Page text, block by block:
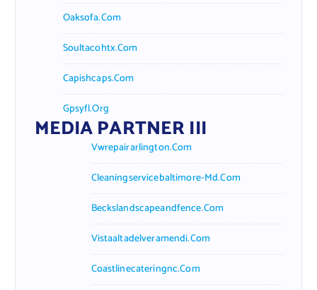
Oaksofa.com
Soultacohtx.com
Capishcaps.com
Gpsyfl.org
MEDIA PARTNER III
Vwrepairarlington.com
Cleaningservicebaltimore-Md.com
Beckslandscapeandfence.com
Vistaaltadelveramendi.com
Coastlinecateringnc.com